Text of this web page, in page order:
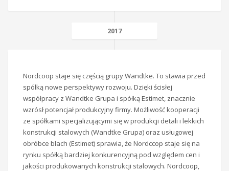
2017
Nordcoop staje się częścią grupy Wandtke. To stawia przed
spółką nowe perspektywy rozwoju. Dzięki ścisłej
współpracy z Wandtke Grupa i spółką Estimet, znacznie
wzrósł potencjał produkcyjny firmy. Możliwość kooperacji
ze spółkami specjalizującymi się w produkcji detali i lekkich
konstrukcji stalowych (Wandtke Grupa) oraz usługowej
obróbce blach (Estimet) sprawia, że Nordccop staje się na
rynku spółką bardziej konkurencyjną pod względem cen i
jakości produkowanych konstrukcji stalowych. Nordcoop,